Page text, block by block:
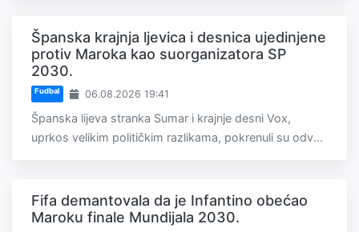
Španska krajnja ljevica i desnica ujedinjene
protiv Maroka kao suorganizatora SP
2030.
Fudbal 06.08.2026 19:41
Španska lijeva stranka Sumar i krajnje desni Vox,
uprkos velikim političkim razlikama, pokrenuli su odv...
Fifa demantovala da je Infantino obećao
Maroku finale Mundijala 2030.